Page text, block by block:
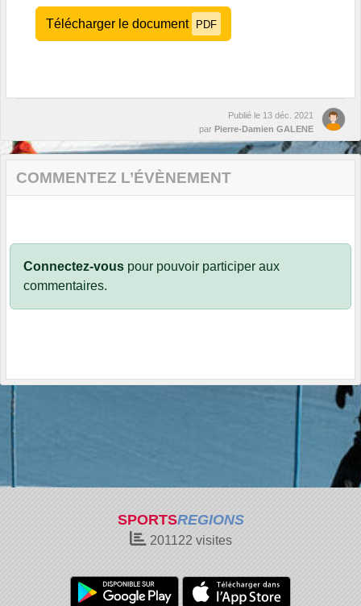
Télécharger le document PDF
Publié le 13 déc. 2021
par Pierre-Damien GALENE
COMMENTEZ L’ÉVÈNEMENT
Connectez-vous pour pouvoir participer aux
commentaires.
SPORTSREGIONS
201122 visites